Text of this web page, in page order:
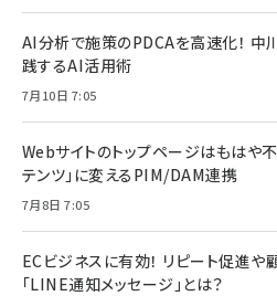
AI分析で施策のPDCAを高速化！
践するAI活用術
7月10日 7:05
Webサイトのトップページはもはや
テンツ」に変えるPIM/DAM連携
7月8日 7:05
ECビジネスに有効！ リピート促進
「LINE通知メッセージ」とは？